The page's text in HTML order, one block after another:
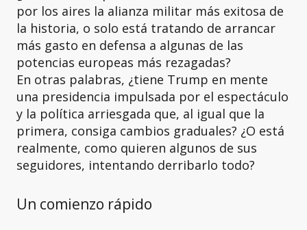
por los aires la alianza militar más exitosa de
la historia, o solo está tratando de arrancar
más gasto en defensa a algunas de las
potencias europeas más rezagadas?
En otras palabras, ¿tiene Trump en mente
una presidencia impulsada por el espectáculo
y la política arriesgada que, al igual que la
primera, consiga cambios graduales? ¿O está
realmente, como quieren algunos de sus
seguidores, intentando derribarlo todo?
Un comienzo rápido